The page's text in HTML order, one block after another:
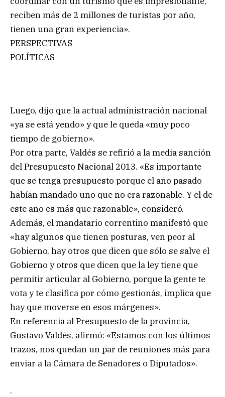
reciben más de 2 millones de turistas por año,
tienen una gran experiencia».
PERSPECTIVAS
POLÍTICAS
Luego, dijo que la actual administración nacional
«ya se está yendo» y que le queda «muy poco
tiempo de gobierno».
Por otra parte, Valdés se refirió a la media sanción
del Presupuesto Nacional 2013. «Es importante
que se tenga presupuesto porque el año pasado
habían mandado uno que no era razonable. Y el de
este año es más que razonable», consideró.
Además, el mandatario correntino manifestó que
«hay algunos que tienen posturas, ven peor al
Gobierno, hay otros que dicen que sólo se salve el
Gobierno y otros que dicen que la ley tiene que
permitir articular al Gobierno, porque la gente te
vota y te clasifica por cómo gestionás, implica que
hay que moverse en esos márgenes».
En referencia al Presupuesto de la provincia,
Gustavo Valdés, afirmó: «Estamos con los últimos
trazos, nos quedan un par de reuniones más para
enviar a la Cámara de Senadores o Diputados».
.